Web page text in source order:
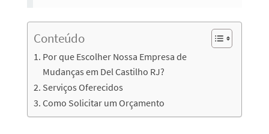
Conteúdo
Por que Escolher Nossa Empresa de
Mudanças em Del Castilho RJ?
Serviços Oferecidos
Como Solicitar um Orçamento